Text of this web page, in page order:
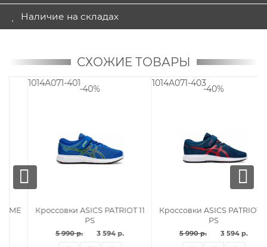
Наличие на складах
СХОЖИЕ ТОВАРЫ
1014A071-401
-40%
Кроссовки ASICS PATRIOT 11
5 990 р. 3 594 р.
1014A071-403
-40%
Кроссовки ASICS PATRIOT 11
5 990 р. 3 594 р.